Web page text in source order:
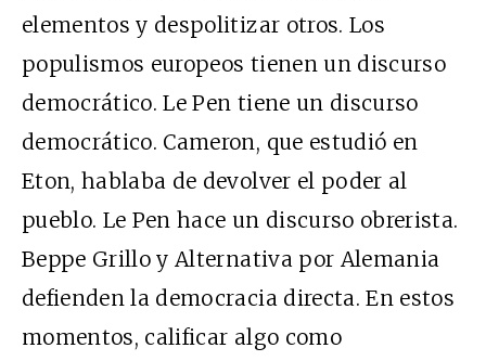
elementos y despolitizar otros. Los
populismos europeos tienen un discurso
democrático. Le Pen tiene un discurso
democrático. Cameron, que estudió en
Eton, hablaba de devolver el poder al
pueblo. Le Pen hace un discurso obrerista.
Beppe Grillo y Alternativa por Alemania
defienden la democracia directa. En estos
momentos, calificar algo como